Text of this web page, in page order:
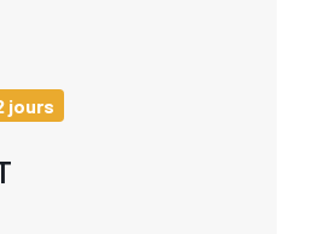
jours